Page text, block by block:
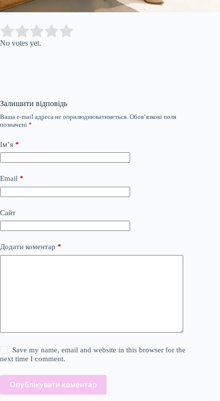
Rate this item:
No votes yet.
Залишити відповідь
Ваша e-mail адреса не оприлюднюватиметься. Обов’язкові поля
позначені *
Ім’я *
Email *
Сайт
Додати коментар *
Save my name, email and website in this browser for the
next time I comment.
Опублікувати коментар